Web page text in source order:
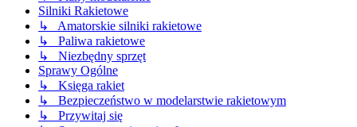
Silniki Rakietowe
↳ Amatorskie silniki rakietowe
↳ Paliwa rakietowe
↳ Niezbędny sprzęt
Sprawy Ogólne
↳ Księga rakiet
↳ Bezpieczeństwo w modelarstwie rakietowym
↳ Przywitaj się